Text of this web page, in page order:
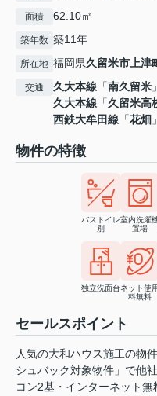
面積 62.10㎡
築年数 築11年
所在地 福岡県久留米市上津
交通 久大本線 「南久留米
久大本線 「久留米高
西鉄大牟田線 「花畑
物件の特徴
バストイレ
別
室内洗濯
置場
独立洗面台ネット使
料無料
セールスポイント
人気の大和ハウス施工の物
シュバック対象物件」で他
コン2基・インターネット